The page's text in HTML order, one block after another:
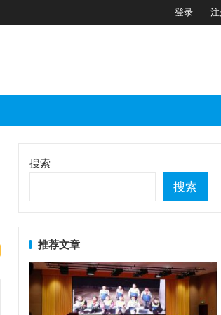
登录
搜索
搜索
推荐文章